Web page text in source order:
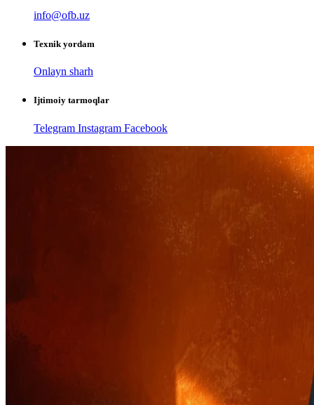
info@ofb.uz
Texnik yordam
Onlayn sharh
Ijtimoiy tarmoqlar
Telegram Instagram Facebook